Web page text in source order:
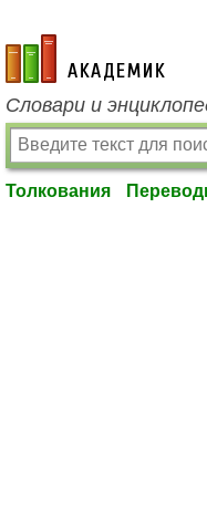
academic.ru
Словари и
Толкования